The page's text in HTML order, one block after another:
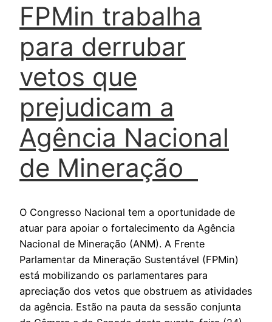
FPMin trabalha
para derrubar
vetos que
prejudicam a
Agência Nacional
de Mineração
O Congresso Nacional tem a oportunidade de
atuar para apoiar o fortalecimento da Agência
Nacional de Mineração (ANM). A Frente
Parlamentar da Mineração Sustentável (FPMin)
está mobilizando os parlamentares para
apreciação dos vetos que obstruem as atividades
da agência. Estão na pauta da sessão conjunta